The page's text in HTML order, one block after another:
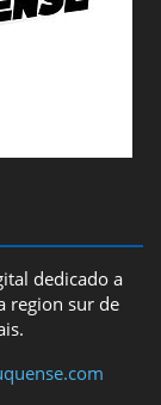
dedicado a
region sur de